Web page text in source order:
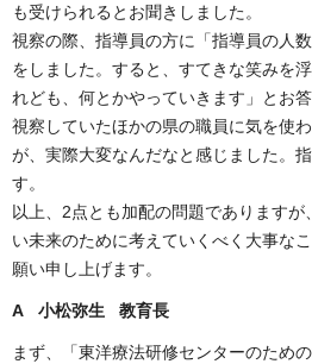
も受けられるとお聞きしました。
視察の際、指導員の方に「指導員の人
をしました。すると、すてきな笑みを
れども、何とかやっていきます」とお
視察していたほかの県の職員に気を使
が、実際大変なんだなと感じました。
す。
以上、2点とも加配の問題であります
い未来のために考えていくべく大事な
願い申し上げます。
A 小松弥生 教育長
まず、「東洋療法研修センターのため